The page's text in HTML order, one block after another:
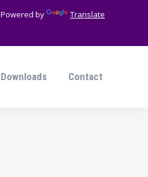
Powered by Translate
Downloads Contact